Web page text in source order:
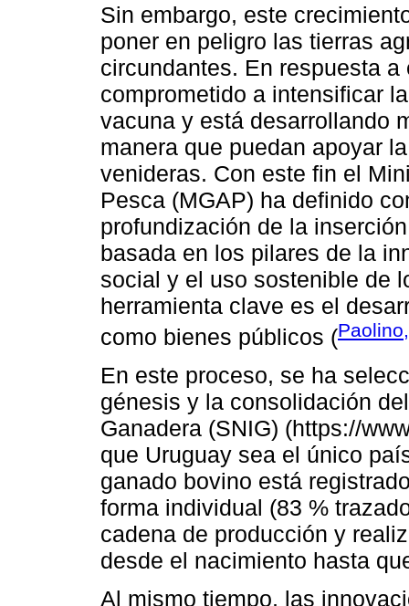
Sin embargo, este
poner en peligro las tierras
circundantes. En respuesta
comprometido a intensificar
vacuna y está desarrollando
manera que puedan apoyar
venideras. Con este fin el
Pesca (MGAP) ha definido
profundización de la
basada en los pilares de la
social y el uso sostenible de
herramienta clave es el
como bienes públicos (
En este proceso, se ha
génesis y la consolidación
Ganadera (SNIG) (https://
que Uruguay sea el único
ganado bovino está
forma individual (83 %
cadena de producción y
desde el nacimiento hasta
Al mismo tiempo, las